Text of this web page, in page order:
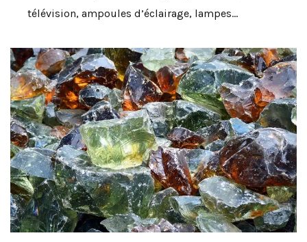
télévision, ampoules d’éclairage, lampes…